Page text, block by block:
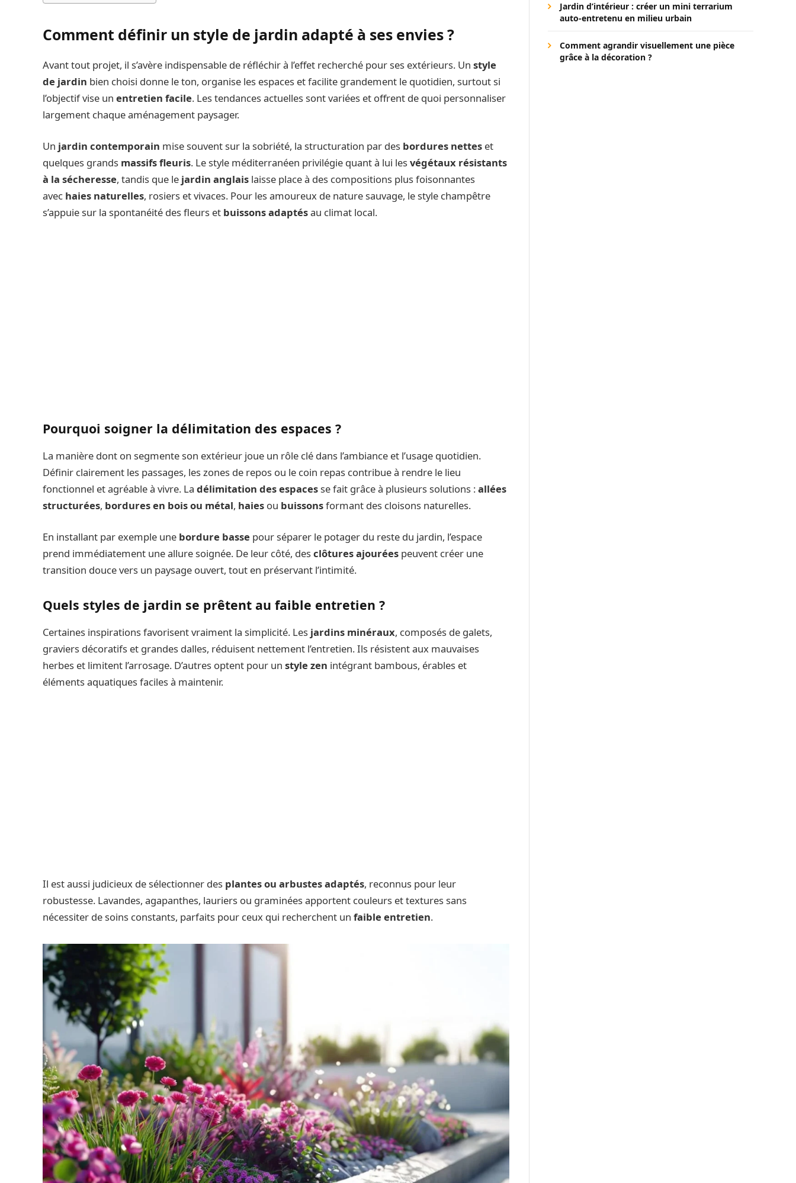
Comment définir un style de jardin adapté à ses envies ?
Avant tout projet, il s’avère indispensable de réfléchir à l’effet recherché pour ses extérieurs. Un style
de jardin bien choisi donne le ton, organise les espaces et facilite grandement le quotidien, surtout si
l’objectif vise un entretien facile. Les tendances actuelles sont variées et offrent de quoi personnaliser
largement chaque aménagement paysager.
Un jardin contemporain mise souvent sur la sobriété, la structuration par des bordures nettes et
quelques grands massifs fleuris. Le style méditerranéen privilégie quant à lui lesvégétaux résistants
à la sécheresse, tandis que le jardin anglais laisse place à des compositions plus foisonnantes
avec haies naturelles, rosiers et vivaces. Pour les amoureux de nature sauvage, le style champêtre
s’appuie sur la spontanéité des fleurs et buissons adaptésau climat local.
Pourquoi soigner la délimitation des espaces ?
La manière dont on segmente son extérieur joue un rôle clé dans l’ambiance et l’usage quotidien.
Définir clairement les passages, les zones de repos ou le coin repas contribue à rendre le lieu
fonctionnel et agréable à vivre. La délimitation des espacesse fait grâce à plusieurs solutions :allées
structurées, bordures en bois ou métal, haies ou buissonsformant des cloisons naturelles.
En installant par exemple une bordure basse pour séparer le potager du reste du jardin, l’espace
prend immédiatement une allure soignée. De leur côté, desclôtures ajourées peuvent créer une
transition douce vers un paysage ouvert, tout en préservant l’intimité.
Quels styles de jardin se prêtent au faible entretien ?
Certaines inspirations favorisent vraiment la simplicité. Les jardins minéraux, composés de galets,
graviers décoratifs et grandes dalles, réduisent nettement l’entretien. Ils résistent aux mauvaises
herbes et limitent l’arrosage. D’autres optent pour un style zen intégrant bambous, érables et
éléments aquatiques faciles à maintenir.
Il est aussi judicieux de sélectionner des plantes ou arbustes adaptés, reconnus pour leur
robustesse. Lavandes, agapanthes, lauriers ou graminées apportent couleurs et textures sans
nécessiter de soins constants, parfaits pour ceux qui recherchent un faible entretien.
Jardin d’intérieur : créer un mini terrarium
auto-entretenu en milieu urbain
Comment agrandir visuellement une pièce
grâce à la décoration ?